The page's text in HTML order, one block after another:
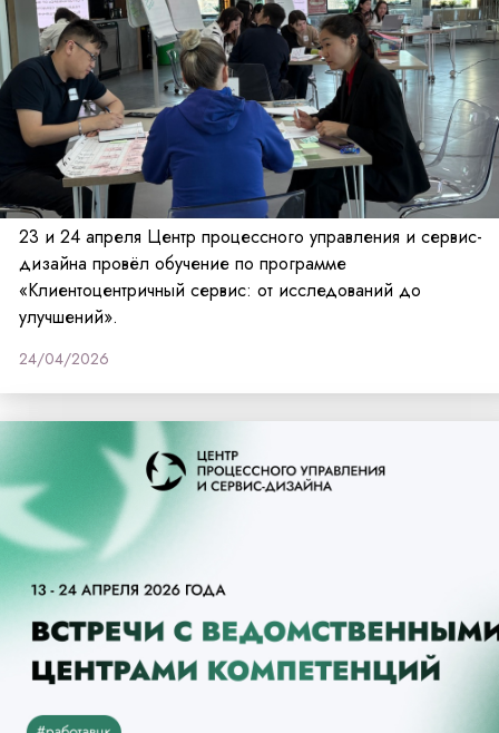
23 и 24 апреля Центр процессного управления и сервис-
дизайна провёл обучение по программе
«Клиентоцентричный сервис: от исследований до
улучшений».
24/04/2026